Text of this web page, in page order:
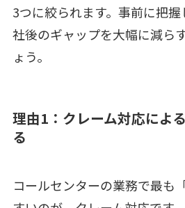
3つに絞られます。事前に把握
社後のギャップを大幅に減ら
ょう。
理由1：クレーム対応によ
る
コールセンターの業務で最も